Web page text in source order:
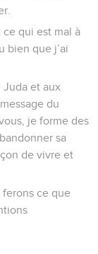
ce qui est mal à
bien que j’ai
Juda et aux
du
je forme des
sa
de vivre et
ferons ce que